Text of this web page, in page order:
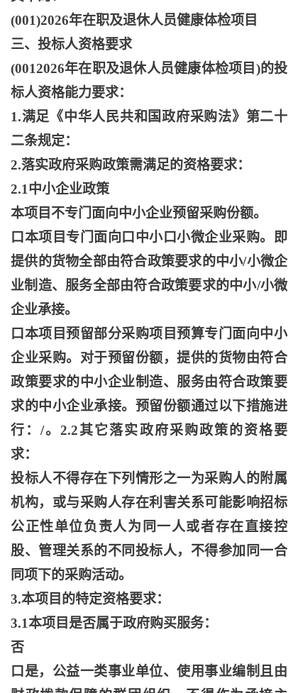
(001)2026年在职及退休人员健康体检项目
三、投标人资格要求
(0012026年在职及退休人员健康体检项目)的投
标人资格能力要求：
1.满足《中华人民共和国政府采购法》第二十
二条规定：
2.落实政府采购政策需满足的资格要求：
2.1中小企业政策
本项目不专门面向中小企业预留采购份额。
口本项目专门面向口中小口小微企业采购。即
提供的货物全部由符合政策要求的中小/小微企
业制造、服务全部由符合政策要求的中小/小微
企业承接。
口本项目预留部分采购项目预算专门面向中小
企业采购。对于预留份额，提供的货物由符合
政策要求的中小企业制造、服务由符合政策要
求的中小企业承接。预留份额通过以下措施进
行：/。2.2其它落实政府采购政策的资格要
求：
投标人不得存在下列情形之一为采购人的附属
机构，或与采购人存在利害关系可能影响招标
公正性单位负责人为同一人或者存在直接控
股、管理关系的不同投标人，不得参加同一合
同项下的采购活动。
3.本项目的特定资格要求：
3.1本项目是否属于政府购买服务：
否
口是，公益一类事业单位、使用事业编制且由